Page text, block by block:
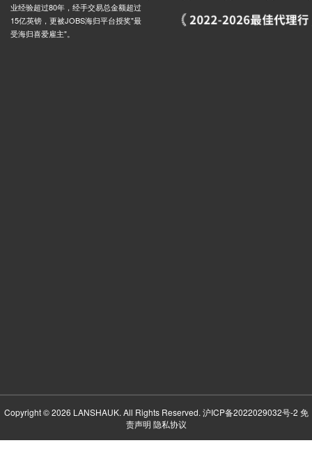
业经验超过80年，经手交易总金额超过
15亿英镑，更被JOBS海归平台授奖"最
受海归喜爱雇主"。
Copyright © 2026 LANSHAUK. All Rights Reserved. 沪ICP备2022029032号-2 免
责声明 隐私协议